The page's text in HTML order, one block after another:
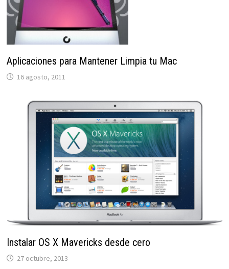
Aplicaciones para Mantener Limpia tu Mac
16 agosto, 2011
Instalar OS X Mavericks desde cero
27 octubre, 2013